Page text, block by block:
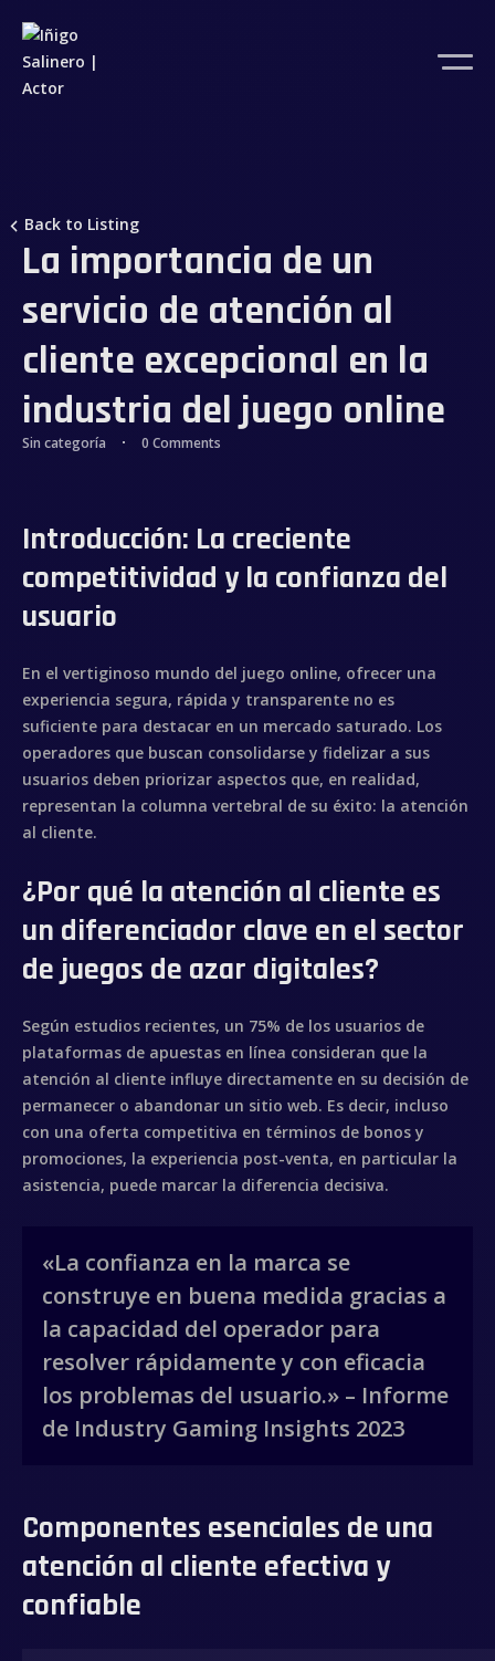
Back to Listing
La importancia de un
servicio de atención al
cliente excepcional en la
industria del juego online
Sin categoría 0 Comments
Introducción: La creciente
competitividad y la confianza del
usuario
En el vertiginoso mundo del juego online, ofrecer una
experiencia segura, rápida y transparente no es
suficiente para destacar en un mercado saturado. Los
operadores que buscan consolidarse y fidelizar a sus
usuarios deben priorizar aspectos que, en realidad,
representan la columna vertebral de su éxito: la atención
al cliente.
¿Por qué la atención al cliente es
un diferenciador clave en el sector
de juegos de azar digitales?
Según estudios recientes, un 75% de los usuarios de
plataformas de apuestas en línea consideran que la
atención al cliente influye directamente en su decisión de
permanecer o abandonar un sitio web. Es decir, incluso
con una oferta competitiva en términos de bonos y
promociones, la experiencia post-venta, en particular la
asistencia, puede marcar la diferencia decisiva.
«La confianza en la marca se
construye en buena medida gracias a
la capacidad del operador para
resolver rápidamente y con eficacia
los problemas del usuario.» – Informe
de Industry Gaming Insights 2023
Componentes esenciales de una
atención al cliente efectiva y
confiable